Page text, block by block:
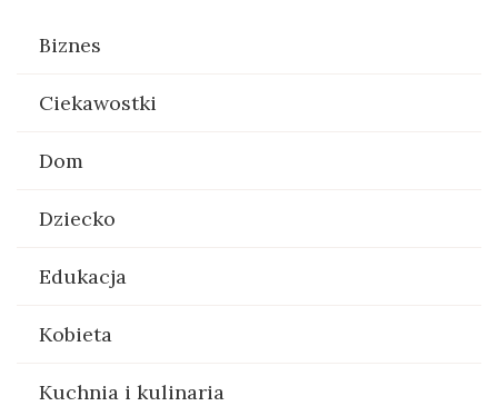
Biznes
Ciekawostki
Dom
Dziecko
Edukacja
Kobieta
Kuchnia i kulinaria